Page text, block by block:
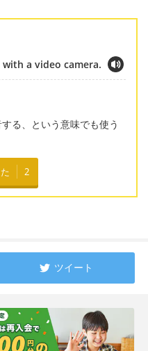
a video camera.
る、という意味でも使う
2
ツイート